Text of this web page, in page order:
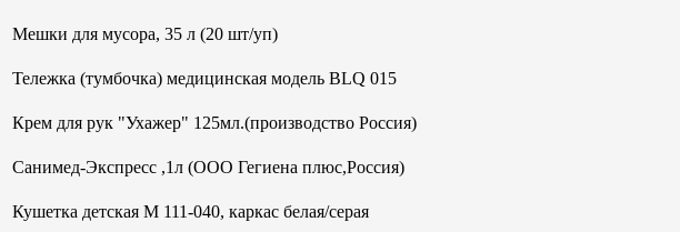
Мешки для мусора, 35 л (20 шт/уп)
Тележка (тумбочка) медицинская модель BLQ 015
Крем для рук "Ухажер" 125мл.(производство Россия)
Санимед-Экспресс ,1л (ООО Гегиена плюс,Россия)
Кушетка детская М 111-040, каркас белая/серая